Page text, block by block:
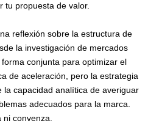
tu propuesta de valor.
reflexión sobre la estructura de
la investigación de mercados
conjunta para optimizar el
de aceleración, pero la estrategia
capacidad analítica de averiguar
adecuados para la marca.
ni convenza.